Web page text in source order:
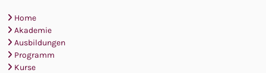
Home
Akademie
Ausbildungen
Programm
Kurse